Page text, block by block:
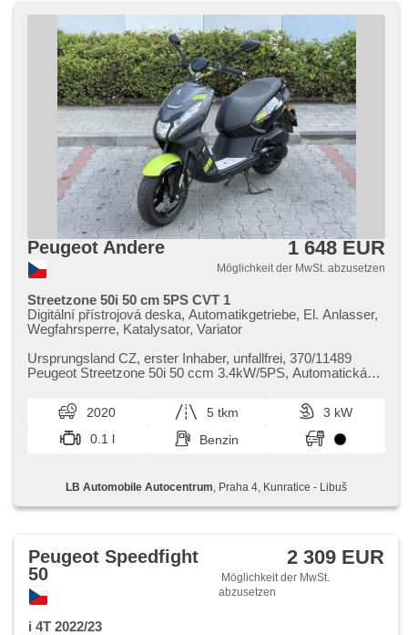
Peugeot Andere 1 648 EUR
Möglichkeit der MwSt. abzusetzen
Streetzone 50i 50 cm 5PS CVT 1
Digitální přístrojová deska, Automatikgetriebe, El. Anlasser,
Wegfahrsperre, Katalysator, Variator
Ursprungsland CZ,​ erster Inhaber,​ unfallfrei,​ 370/11489
Peugeot Streetzone 50i 50 ccm 3.4kW/5PS,​ Automatická
2020 5 tkm
3 kW
0.1 l
Benzin
LB Automobile Autocentrum , Praha 4, Kunratice - Libuš
Peugeot Speedfight
50
2 309 EUR
Möglichkeit der MwSt.
abzusetzen
i 4T 2022/23